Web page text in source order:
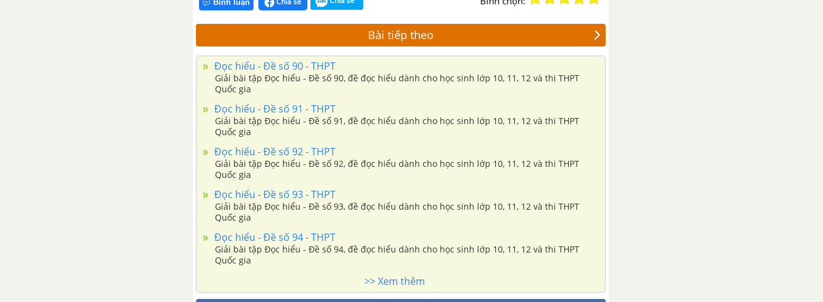
Bình luận
Bài tiếp theo
Đọc hiểu - Đề số 90 - THPT
Giải bài tập Đọc hiểu - Đề số 90, đề đọc hiểu dành cho học sinh lớp 10, 11, 12 và thi THPT
Quốc gia
Đọc hiểu - Đề số 91 - THPT
Giải bài tập Đọc hiểu - Đề số 91, đề đọc hiểu dành cho học sinh lớp 10, 11, 12 và thi THPT
Quốc gia
Đọc hiểu - Đề số 92 - THPT
Giải bài tập Đọc hiểu - Đề số 92, đề đọc hiểu dành cho học sinh lớp 10, 11, 12 và thi THPT
Quốc gia
Đọc hiểu - Đề số 93 - THPT
Giải bài tập Đọc hiểu - Đề số 93, đề đọc hiểu dành cho học sinh lớp 10, 11, 12 và thi THPT
Quốc gia
Đọc hiểu - Đề số 94 - THPT
Giải bài tập Đọc hiểu - Đề số 94, đề đọc hiểu dành cho học sinh lớp 10, 11, 12 và thi THPT
Quốc gia
>> Xem thêm